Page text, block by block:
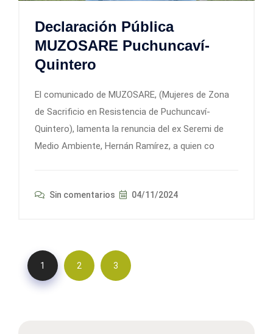
Declaración Pública
MUZOSARE Puchuncaví-
Quintero
El comunicado de MUZOSARE, (Mujeres de Zona
de Sacrificio en Resistencia de Puchuncaví-
Quintero), lamenta la renuncia del ex Seremi de
Medio Ambiente, Hernán Ramírez, a quien co
Sin comentarios 04/11/2024
1 2 3